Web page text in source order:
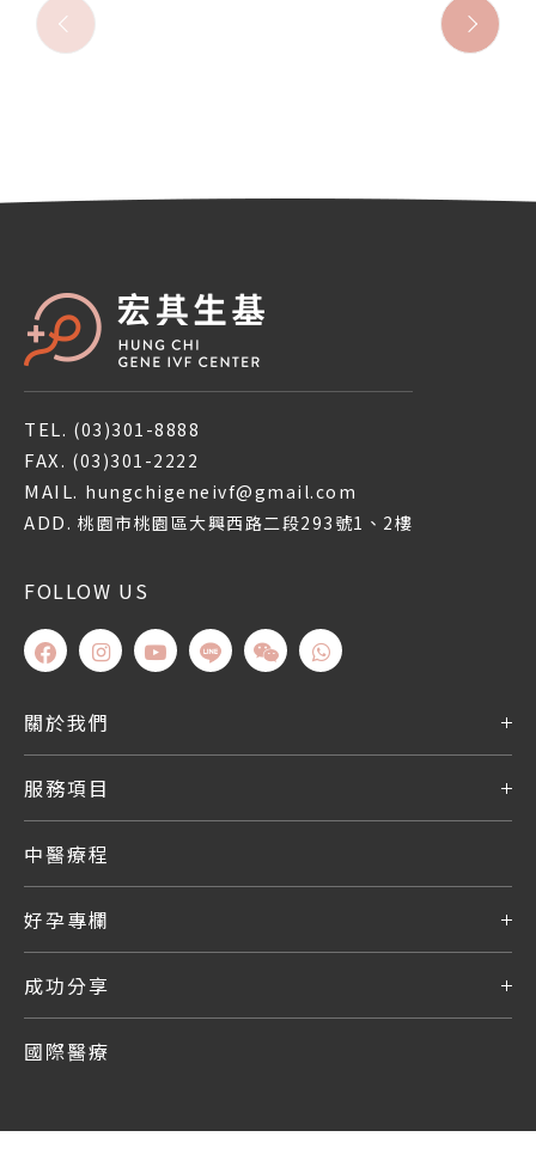
TEL. (03)301-8888
FAX. (03)301-2222
MAIL. hungchigeneivf@gmail.com
ADD. 桃園市桃園區大興西路二段293號1、2樓
FOLLOW US
關於我們
服務項目
中醫療程
好孕專欄
成功分享
國際醫療